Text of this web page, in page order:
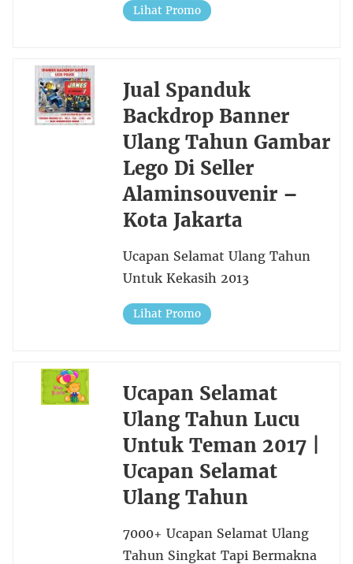
Lihat Promo
Jual Spanduk
Backdrop Banner
Ulang Tahun Gambar
Lego Di Seller
Alaminsouvenir –
Kota Jakarta
Ucapan Selamat Ulang Tahun
Untuk Kekasih 2013
Lihat Promo
Ucapan Selamat
Ulang Tahun Lucu
Untuk Teman 2017 |
Ucapan Selamat
Ulang Tahun
7000+ Ucapan Selamat Ulang
Tahun Singkat Tapi Bermakna